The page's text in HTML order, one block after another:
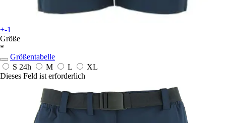
+-1
Größe
*
Größentabelle
S 24h M L
XL
Dieses Feld ist erforderlich